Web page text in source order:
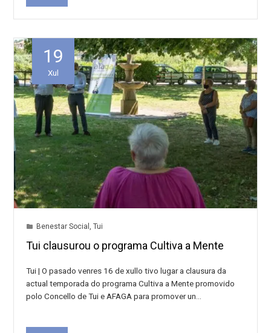
19
Xul
Benestar Social ,Tui
Tui clausurou o programa Cultiva a Mente
Tui | O pasado venres 16 de xullo tivo lugar a clausura da
actual temporada do programa Cultiva a Mente promovido
polo Concello de Tui e AFAGA para promover un…